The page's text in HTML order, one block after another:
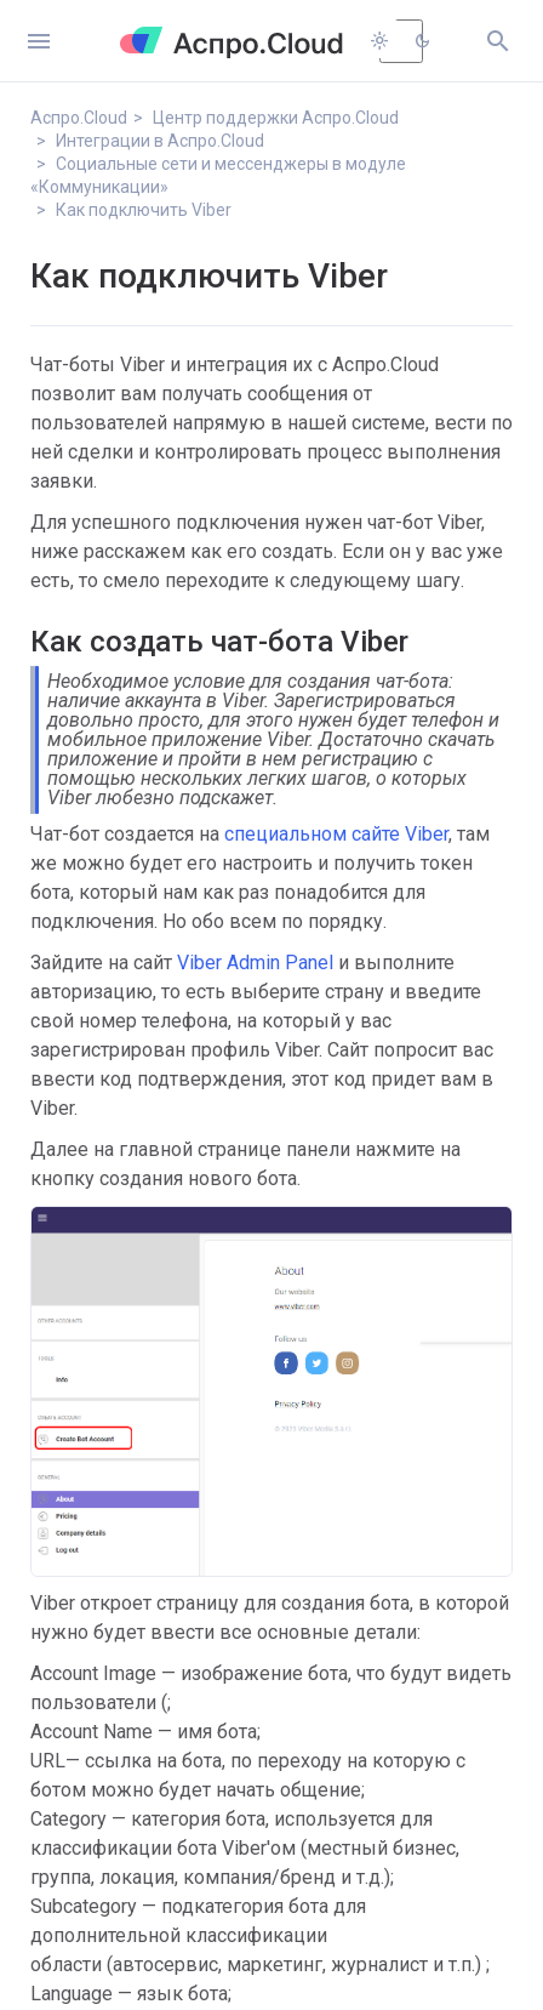
 light_mode dark_mode 
Аспро.Cloud
Центр поддержки Аспро.Cloud
Интеграции в Аспро.Cloud
Социальные сети и мессенджеры в модуле
«Коммуникации»
Как подключить Viber
Как подключить Viber
Чат-боты Viber и интеграция их с Аспро.Cloud
позволит вам получать сообщения от
пользователей напрямую в нашей системе, вести по
ней сделки и контролировать процесс выполнения
заявки.
Для успешного подключения нужен чат-бот Viber,
ниже расскажем как его создать. Если он у вас уже
есть, то смело переходите к следующему шагу.
Как создать чат-бота Viber
Необходимое условие для создания чат-бота:
наличие аккаунта в Viber. Зарегистрироваться
довольно просто, для этого нужен будет телефон и
мобильное приложение Viber. Достаточно скачать
приложение и пройти в нем регистрацию с
помощью нескольких легких шагов, о которых
Viber любезно подскажет.
Чат-бот создается на специальном сайте Viber, там
же можно будет его настроить и получить токен
бота, который нам как раз понадобится для
подключения. Но обо всем по порядку.
Зайдите на сайт Viber Admin Panel и выполните
авторизацию, то есть выберите страну и введите
свой номер телефона, на который у вас
зарегистрирован профиль Viber. Сайт попросит вас
ввести код подтверждения, этот код придет вам в
Viber.
Далее на главной странице панели нажмите на
кнопку создания нового бота.
Viber откроет страницу для создания бота, в которой
нужно будет ввести все основные детали:
Account Image — изображение бота, что будут видеть
пользователи (;
Account Name — имя бота;
URL— ссылка на бота, по переходу на которую с
ботом можно будет начать общение;
Category — категория бота, используется для
классификации бота Viber'ом (местный бизнес,
группа, локация, компания/бренд и т.д.);
Subcategory — подкатегория бота для
дополнительной классификации
области (автосервис, маркетинг, журналист и т.п.) ;
Language — язык бота;